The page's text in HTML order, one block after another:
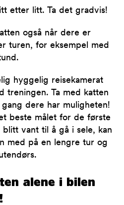
etter litt. Ta det gradvis!
også når dere er
turen, for eksempel med
hyggelig reisekamerat
treningen. Ta med katten
dere har muligheten!
beste målet for de første
vant til å gå i sele, kan
med på en lengre tur og
alene i bilen